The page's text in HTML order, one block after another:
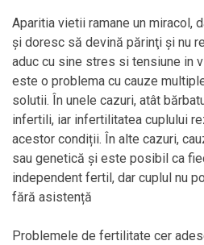
Aparitia vietii ramane un miracol,
şi doresc să devină părinţi şi nu
aduc cu sine stres si tensiune in
este o problema cu cauze
solutii. În unele cazuri, atât
infertili, iar infertilitatea cuplului
acestor condiții. În alte cazuri,
sau genetică și este posibil ca
independent fertil, dar cuplul nu
fără asistență
Problemele de fertilitate cer